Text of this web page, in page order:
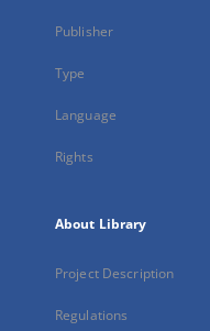
Publisher
Type
Language
Rights
About Library
Project Description
Regulations